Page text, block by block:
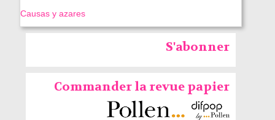
Causas y azares
S'abonner
Commander la revue papier